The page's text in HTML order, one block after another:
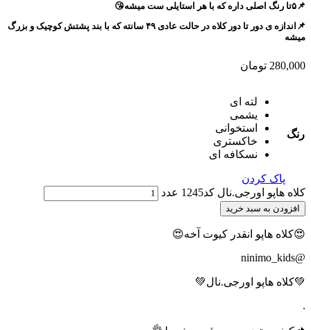
📌۵تا رنگ اصلی داره که با هر استایلی ست میشه😘
📌اندازه ی دور تا دور کلاه در حالت عادی ۴۹ سانته که با بند پشتش کوچیک و بزرگ
میشه
280,000 تومان
رنگ
لته ای
یشمی
استخوانی
خاکستری
نسکافه ای
پاک کردن
کلاه هاپو اورجی.نال کد1245 عدد
افزودن به سبد خرید
😍کلاه هاپو انقدر کیوت آخه😍
@ninimo_kids
💚کلاه هاپو اورجی.نال💚
.